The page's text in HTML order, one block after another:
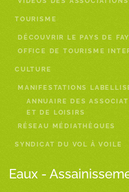
TOURISME
DÉCOUVRIR LE PAYS DE
OFFICE DE TOURISME
CULTURE
MANIFESTATIONS
ANNUAIRE DES
ET DE LOISIRS
RÉSEAU MÉDIATHÈQUES
SYNDICAT DU VOL À VOILE
Eaux -